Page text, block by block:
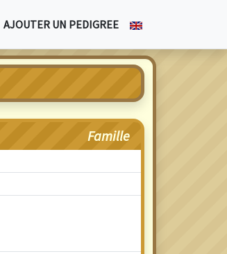
AJOUTER UN PEDIGREE
Famille